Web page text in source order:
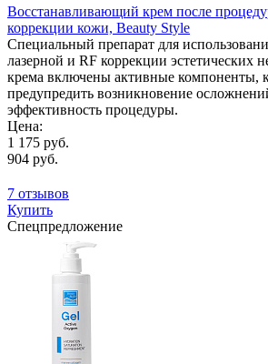
Восстанавливающий крем после
коррекции кожи, Beauty Style
Специальный препарат для
лазерной и RF коррекции эстетических
крема включены активные компоненты,
предупредить возникновение
эффективность процедуры.
Цена:
1 175 руб.
904 руб.
7 отзывов
Купить
Спецпредложение